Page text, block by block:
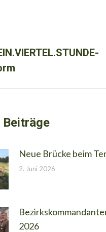
Beiträge
Neue Brücke beim
2. Juni 2026
2026